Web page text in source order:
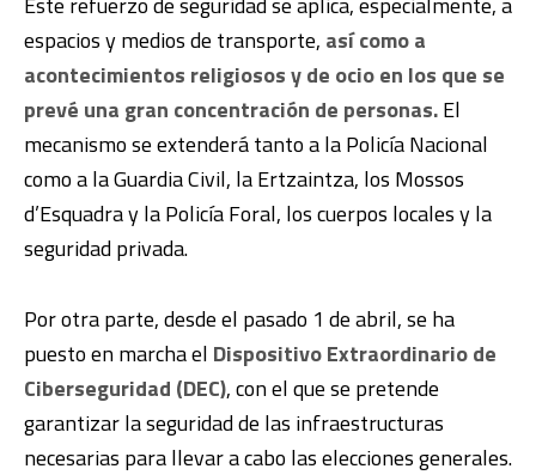
espacios y medios de transporte, así como a
acontecimientos religiosos y de ocio en los que se
prevé una gran concentración de personas.El
mecanismo se extenderá tanto a la Policía Nacional
como a la Guardia Civil, la Ertzaintza, los Mossos
d’Esquadra y la Policía Foral, los cuerpos locales y la
seguridad privada.
Por otra parte, desde el pasado 1 de abril, se ha
puesto en marcha el Dispositivo Extraordinario de
Ciberseguridad (DEC), con el que se pretende
garantizar la seguridad de las infraestructuras
necesarias para llevar a cabo las elecciones generales.